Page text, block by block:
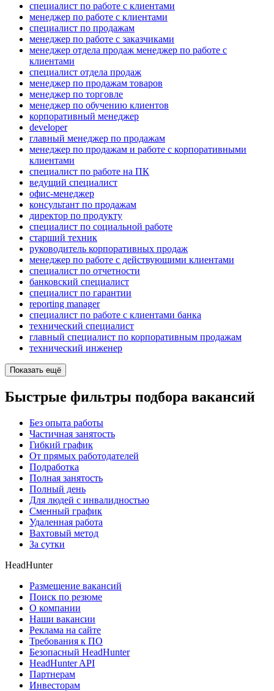
специалист по работе с клиентами
менеджер по работе с клиентами
специалист по продажам
менеджер по работе с заказчиками
менеджер отдела продаж менеджер по работе с
клиентами
специалист отдела продаж
менеджер по продажам товаров
менеджер по торговле
менеджер по обучению клиентов
корпоративный менеджер
developer
главный менеджер по продажам
менеджер по продажам и работе с корпоративными
клиентами
специалист по работе на ПК
ведущий специалист
офис-менеджер
консультант по продажам
директор по продукту
специалист по социальной работе
старший техник
руководитель корпоративных продаж
менеджер по работе с действующими клиентами
специалист по отчетности
банковский специалист
специалист по гарантии
reporting manager
специалист по работе с клиентами банка
технический специалист
главный специалист по корпоративным продажам
технический инженер
Показать ещё
Быстрые фильтры подбора вакансий
Без опыта работы
Частичная занятость
Гибкий график
От прямых работодателей
Подработка
Полная занятость
Полный день
Для людей с инвалидностью
Сменный график
Удаленная работа
Вахтовый метод
За сутки
HeadHunter
Размещение вакансий
Поиск по резюме
О компании
Наши вакансии
Реклама на сайте
Требования к ПО
Безопасный HeadHunter
HeadHunter API
Партнерам
Инвесторам